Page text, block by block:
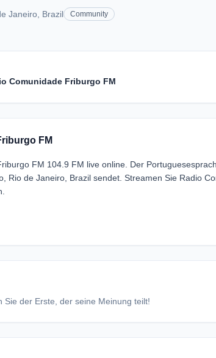
Janeiro, Brazil Community
Comunidade Friburgo FM
FM
FM 104.9 FM live online. Der
Rio de Janeiro, Brazil sendet. Streamen Sie Radio
Sie der Erste, der seine Meinung teilt!